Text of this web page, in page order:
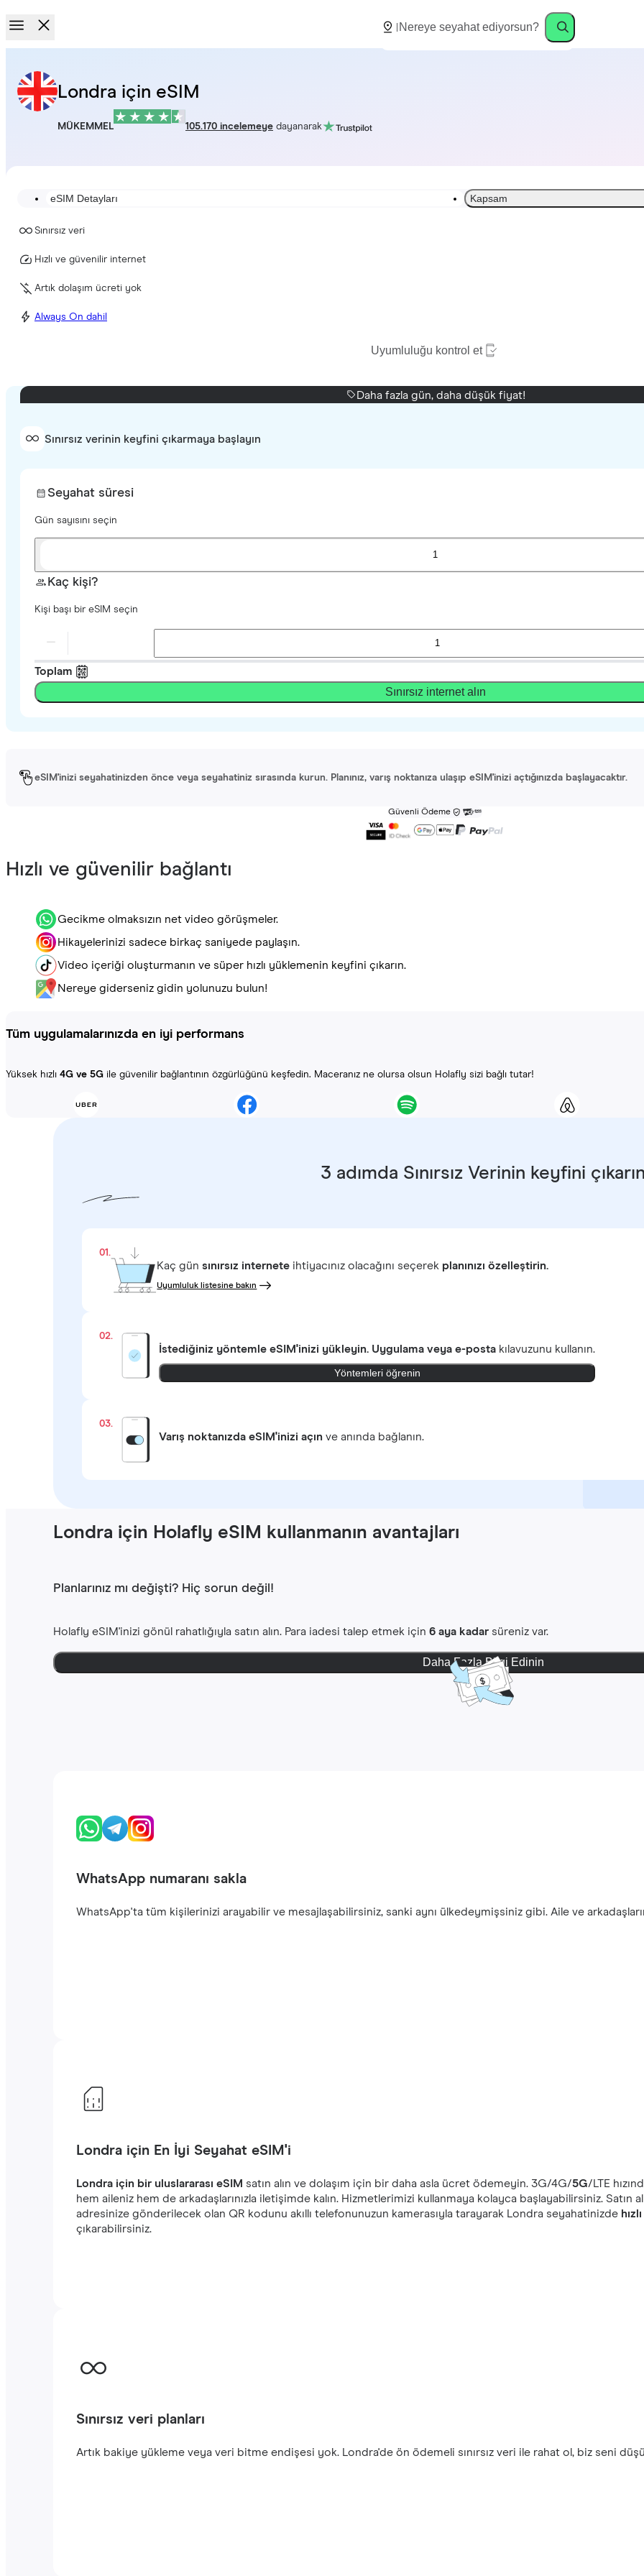
Londra için eSIM
MÜKEMMEL 105.170 incelemeye dayanarak
eSIM Detayları Kapsam
Sınırsız veri
Hızlı ve güvenilir internet
Artık dolaşım ücreti yok
Always On dahil
Uyumluluğu kontrol et
Daha fazla gün, daha düşük fiyat!
Sınırsız verinin keyfini çıkarmaya başlayın
Seyahat süresi
Gün sayısını seçin
1
Kaç kişi?
Kişi başı bir eSIM seçin
Toplam
Sınırsız internet alın
eSIM'inizi seyahatinizden önce veya seyahatiniz sırasında kurun. Planınız, varış noktanıza ulaşıp eSIM'inizi açtığınızda başlayacaktır.
Güvenli Ödeme
Hızlı ve güvenilir bağlantı
Gecikme olmaksızın net video görüşmeler.
Hikayelerinizi sadece birkaç saniyede paylaşın.
Video içeriği oluşturmanın ve süper hızlı yüklemenin keyfini çıkarın.
Nereye giderseniz gidin yolunuzu bulun!
Tüm uygulamalarınızda en iyi performans
Yüksek hızlı 4G ve 5G ile güvenilir bağlantının özgürlüğünü keşfedin. Maceranız ne olursa olsun Holafly sizi bağlı tutar!
3 adımda Sınırsız Verinin keyfini
01.
Kaç günsınırsız internete ihtiyacınız olacağını seçerek planınızı özelleştirin.
Uyumluluk listesine bakın
02.
İstediğiniz yöntemle eSIM'inizi yükleyin. Uygulama veya e-posta kılavuzunu kullanın.
Yöntemleri öğrenin
03.
Varış noktanızda eSIM'inizi açın ve anında bağlanın.
Londra için Holafly eSIM kullanmanın avantajları
Planlarınız mı değişti? Hiç sorun değil!
Holafly eSIM'inizi gönül rahatlığıyla satın alın. Para iadesi talep etmek için6 aya kadar süreniz var.
Daha Fazla Bilgi Edinin
WhatsApp numaranı sakla
WhatsApp'ta tüm kişilerinizi arayabilir ve mesajlaşabilirsiniz, sanki aynı ülkedeymişsiniz gibi. Aile ve
Londra için En İyi Seyahat eSIM'i
Londra için bir uluslararası eSIM satın alın ve dolaşım için bir daha asla ücret ödemeyin. ‎3G/4G/5G/LTE
hem aileniz hem de arkadaşlarınızla iletişimde kalın. Hizmetlerimizi kullanmaya kolayca başlayabilirsiniz. Satın
adresinize gönderilecek olan QR kodunu akıllı telefonunuzun kamerasıyla tarayarak Londra seyahatinizde
çıkarabilirsiniz.‎
Sınırsız veri planları
Artık bakiye yükleme veya veri bitme endişesi yok. Londra'de ön ödemeli sınırsız veri ile rahat ol, biz seni